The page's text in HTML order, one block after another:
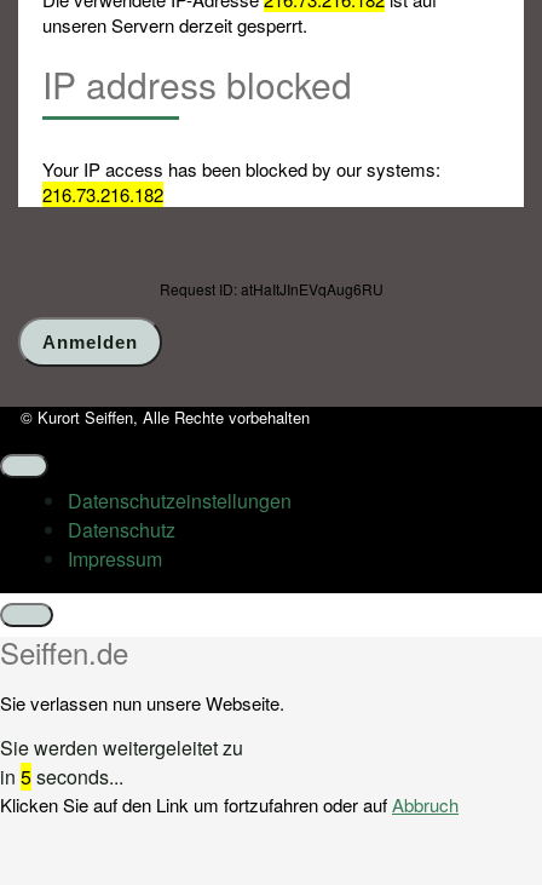
unseren Servern derzeit gesperrt.
IP address blocked
Your IP access has been blocked by our systems:
216.73.216.182
Request ID: atHaItJInEVqAug6RU
© Kurort Seiffen, Alle Rechte vorbehalten
Datenschutz­einstellungen
Datenschutz
Impressum
Schließen
Seiffen.de
Sie verlassen nun unsere Webseite.
Sie werden weitergeleitet zu
in 5seconds...
Klicken Sie auf den Link um fortzufahren oder aufAbbruch